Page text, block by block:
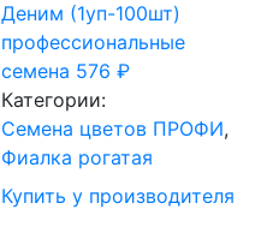
Деним (1уп-100шт)
профессиональные
семена 576₽
Категории:
Cемена цветов ПРОФИ,
Фиалка рогатая
Купить у производителя